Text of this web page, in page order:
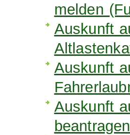
melden
Auskunft
Auskunft
Auskunft
beantragen